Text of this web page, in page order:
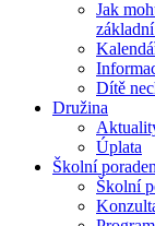
Jak
Dítě
Družina
Úplata
Školní
Školní